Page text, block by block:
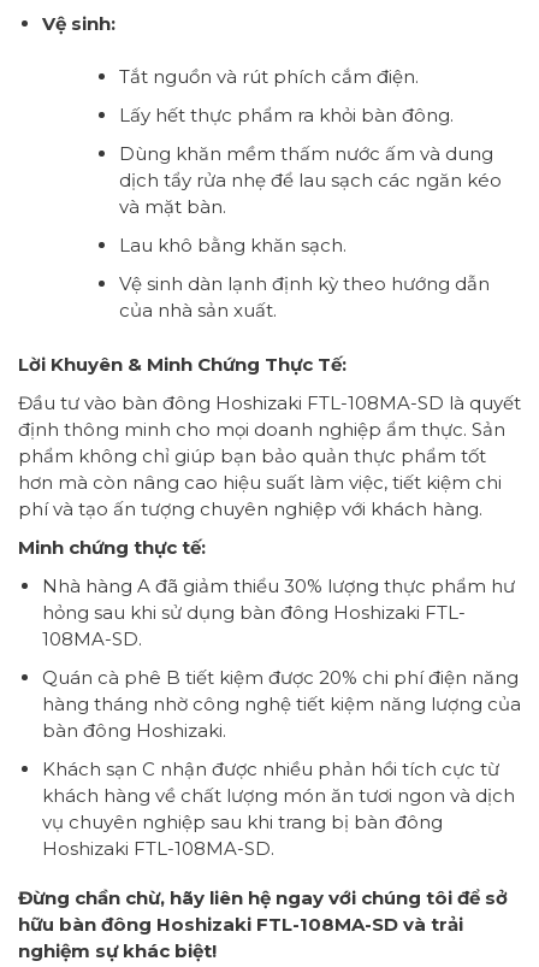
Vệ sinh:
Tắt nguồn và rút phích cắm điện.
Lấy hết thực phẩm ra khỏi bàn đông.
Dùng khăn mềm thấm nước ấm và dung
dịch tẩy rửa nhẹ để lau sạch các ngăn kéo
và mặt bàn.
Lau khô bằng khăn sạch.
Vệ sinh dàn lạnh định kỳ theo hướng dẫn
của nhà sản xuất.
Lời Khuyên & Minh Chứng Thực Tế:
Đầu tư vào bàn đông Hoshizaki FTL-108MA-SD là quyết
định thông minh cho mọi doanh nghiệp ẩm thực. Sản
phẩm không chỉ giúp bạn bảo quản thực phẩm tốt
hơn mà còn nâng cao hiệu suất làm việc, tiết kiệm chi
phí và tạo ấn tượng chuyên nghiệp với khách hàng.
Minh chứng thực tế:
Nhà hàng A đã giảm thiểu 30% lượng thực phẩm hư
hỏng sau khi sử dụng bàn đông Hoshizaki FTL-
108MA-SD.
Quán cà phê B tiết kiệm được 20% chi phí điện năng
hàng tháng nhờ công nghệ tiết kiệm năng lượng của
bàn đông Hoshizaki.
Khách sạn C nhận được nhiều phản hồi tích cực từ
khách hàng về chất lượng món ăn tươi ngon và dịch
vụ chuyên nghiệp sau khi trang bị bàn đông
Hoshizaki FTL-108MA-SD.
Đừng chần chừ, hãy liên hệ ngay với chúng tôi để sở
hữu bàn đông Hoshizaki FTL-108MA-SD và trải
nghiệm sự khác biệt!